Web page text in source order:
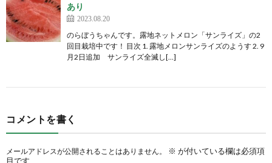
あり
2023.08.20
のらぼうちゃんです。露地ネットメロン「サンライズ」の2
回目栽培中です！ 目次 1. 露地メロンサンライズのようす 2. 9
月2日追加 サンライズ全滅し[…]
コメントを書く
メールアドレスが公開されることはありません。 ※ が付いている欄は必須項
目です